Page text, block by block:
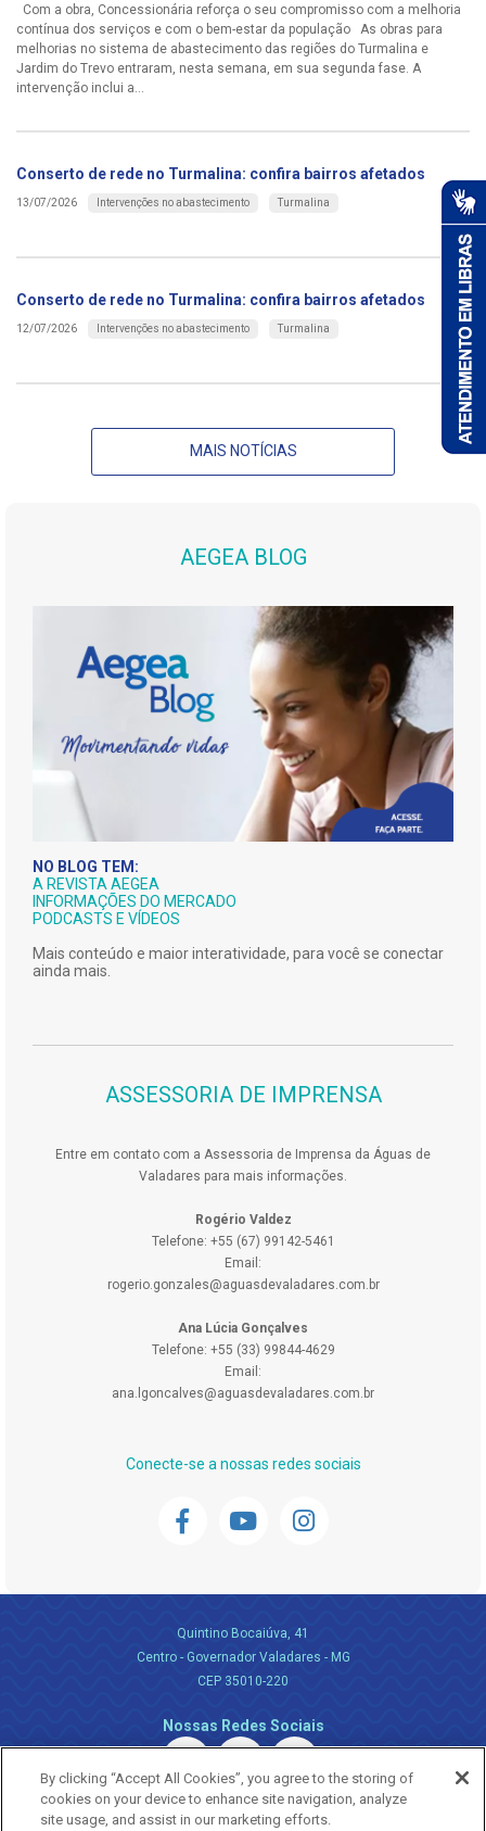
Com a obra, Concessionária reforça o seu compromisso com a melhoria
contínua dos serviços e com o bem-estar da população As obras para
melhorias no sistema de abastecimento das regiões do Turmalina e
Jardim do Trevo entraram, nesta semana, em sua segunda fase. A
intervenção inclui a...
Conserto de rede no Turmalina: confira bairros afetados
13/07/2026 Intervenções no abastecimento Turmalina
Conserto de rede no Turmalina: confira bairros afetados
12/07/2026 Intervenções no abastecimento Turmalina
MAIS NOTÍCIAS
AEGEA BLOG
NO BLOG TEM:
A REVISTA AEGEA
INFORMAÇÕES DO MERCADO
PODCASTS E VÍDEOS
Mais conteúdo e maior interatividade, para você se conectar
ainda mais.
ASSESSORIA DE IMPRENSA
Entre em contato com a Assessoria de Imprensa da Águas de
Valadares para mais informações.
Rogério Valdez
Telefone: +55 (67) 99142-5461
Email:
rogerio.gonzales@aguasdevaladares.com.br
Ana Lúcia Gonçalves
Telefone: +55 (33) 99844-4629
Email:
ana.lgoncalves@aguasdevaladares.com.br
Conecte-se a nossas redes sociais
Quintino Bocaiúva, 41
Centro - Governador Valadares - MG
CEP 35010-220
Nossas Redes Sociais
By clicking “Accept All Cookies”, you agree to the storing of
cookies on your device to enhance site navigation, analyze
site usage, and assist in our marketing efforts.